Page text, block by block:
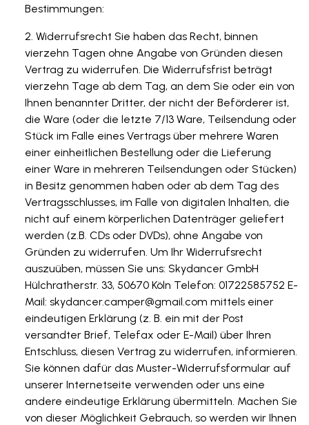
Bestimmungen:
Widerrufsrecht Sie haben das Recht, binnen
vierzehn Tagen ohne Angabe von Gründen diesen
Vertrag zu widerrufen. Die Widerrufsfrist beträgt
vierzehn Tage ab dem Tag, an dem Sie oder ein von
Ihnen benannter Dritter, der nicht der Beförderer ist,
die Ware (oder die letzte 7/13 Ware, Teilsendung oder
Stück im Falle eines Vertrags über mehrere Waren
einer einheitlichen Bestellung oder die Lieferung
einer Ware in mehreren Teilsendungen oder Stücken)
in Besitz genommen haben oder ab dem Tag des
Vertragsschlusses, im Falle von digitalen Inhalten, die
nicht auf einem körperlichen Datenträger geliefert
werden (z.B. CDs oder DVDs), ohne Angabe von
Gründen zu widerrufen. Um Ihr Widerrufsrecht
auszuüben, müssen Sie uns: Skydancer GmbH
Hülchratherstr. 33, 50670 Köln Telefon: 01722585752 E-
Mail: skydancer.camper@gmail.com mittels einer
eindeutigen Erklärung (z. B. ein mit der Post
versandter Brief, Telefax oder E-Mail) über Ihren
Entschluss, diesen Vertrag zu widerrufen, informieren.
Sie können dafür das Muster-Widerrufsformular auf
unserer Internetseite verwenden oder uns eine
andere eindeutige Erklärung übermitteln. Machen Sie
von dieser Möglichkeit Gebrauch, so werden wir Ihnen